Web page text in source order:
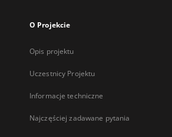
O Projekcie
Opis projektu
Uczestnicy Projektu
Informacje techniczne
Najczęściej zadawane pytania